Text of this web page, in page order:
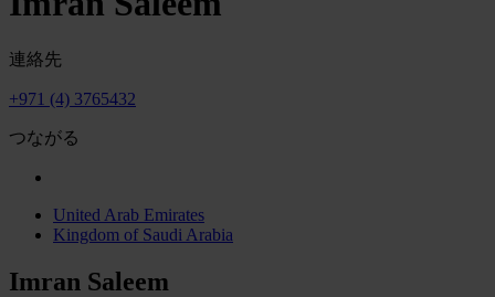
連絡先
+971 (4) 3765432
つながる
United Arab Emirates
Kingdom of Saudi Arabia
Imran Saleem